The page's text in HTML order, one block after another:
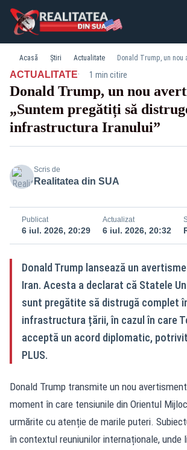
Acasă Știri Actualitate
ACTUALITATE· 1 min citire
Donald Trump, un nou
„Suntem pregătiți să
infrastructura Iranului”
Scris de
Realitatea din SUA
Publicat
6 iul. 2026, 20:29
Actualizat
6 iul. 2026, 20:32
Donald Trump lansează un
Iran. Acesta a declarat că Statele
sunt pregătite să distrugă complet
infrastructura țării, în cazul în care
acceptă un acord diplomatic,
PLUS.
Donald Trump transmite un nou
moment în care tensiunile din Orientul
urmărite cu atenție de marile puteri.
în contextul reuniunilor internaționale, unde